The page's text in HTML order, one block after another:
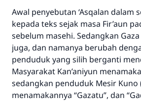
Awal penyebutan ‘Asqalan dalam
kepada teks sejak masa Fir’aun
sebelum masehi. Sedangkan
juga, dan namanya berubah
penduduk yang silih berganti
Masyarakat Kan’aniyun
sedangkan penduduk Mesir Kuno
menamakannya “Gazatu”, dan